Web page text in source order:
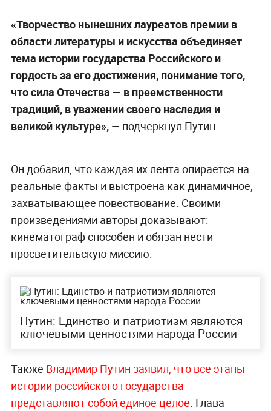
«Творчество нынешних лауреатов премии в
области литературы и искусства объединяет
тема истории государства Российского и
гордость за его достижения, понимание того,
что сила Отечества — в преемственности
традиций, в уважении своего наследия и
великой культуре», — подчеркнул Путин.
Он добавил, что каждая их лента опирается на
реальные факты и выстроена как динамичное,
захватывающее повествование. Своими
произведениями авторы доказывают:
кинематограф способен и обязан нести
просветительскую миссию.
Путин: Единство и патриотизм являются
ключевыми ценностями народа России
Также Владимир Путин заявил, что все этапы
истории российского государства
представляют собой единое целое . Глава